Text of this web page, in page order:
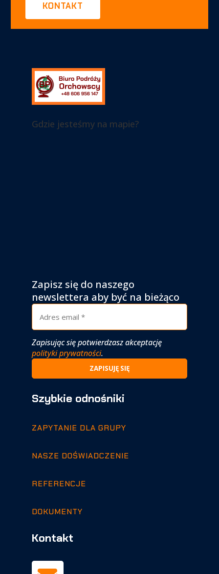
KONTAKT
Gdzie jesteśmy na mapie?
Zapisz się do naszego
newslettera aby być na bieżąco
Zapisując się potwierdzasz akceptację
polityki prywatności.
Szybkie odnośniki
ZAPYTANIE DLA GRUPY
NASZE DOŚWIADCZENIE
REFERENCJE
DOKUMENTY
Kontakt